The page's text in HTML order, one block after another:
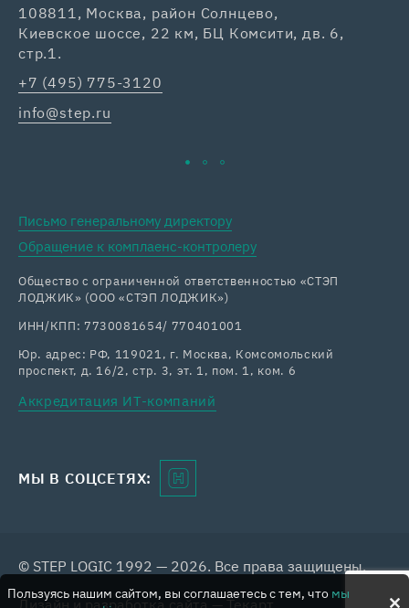
108811, Москва, район Солнцево,
Киевское шоссе, 22 км, БЦ Комсити, дв. 6,
стр.1.
+7 (495) 775-3120
info@step.ru
Письмо генеральному директору
Обращение к комплаенс-контролеру
Общество с ограниченной ответственностью «СТЭП
ЛОДЖИК» (ООО «СТЭП ЛОДЖИК»)
ИНН/КПП: 7730081654/ 770401001
Юр. адрес: РФ, 119021, г. Москва, Комсомольский
проспект, д. 16/2, стр. 3, эт. 1, пом. 1, ком. 6
Аккредитация ИТ-компаний
МЫ В СОЦСЕТЯХ:
© STEP LOGIC 1992 — 2026. Все права защищены.
Пользуясь нашим сайтом, вы соглашаетесь с тем, что мы